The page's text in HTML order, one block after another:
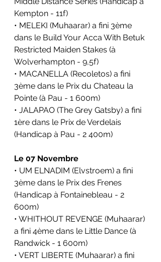
Kempton - 11f)
• MELEKI (Muhaarar) a fini 3ème
dans le Build Your Acca With Betuk
Restricted Maiden Stakes (à
Wolverhampton - 9,5f)
• MACANELLA (Recoletos) a fini
3ème dans le Prix du Chateau la
Pointe (à Pau - 1 600m)
• JALAPAO (The Grey Gatsby) a fini
1ère dans le Prix de Verdelais
(Handicap à Pau - 2 400m)
Le 07 Novembre
• UM ELNADIM (Elvstroem) a fini
3ème dans le Prix des Frenes
(Handicap à Fontainebleau - 2
600m)
• WHITHOUT REVENGE (Muhaarar)
a fini 4ème dans le Little Dance (à
Randwick - 1 600m)
• VERT LIBERTE (Muhaarar) a fini